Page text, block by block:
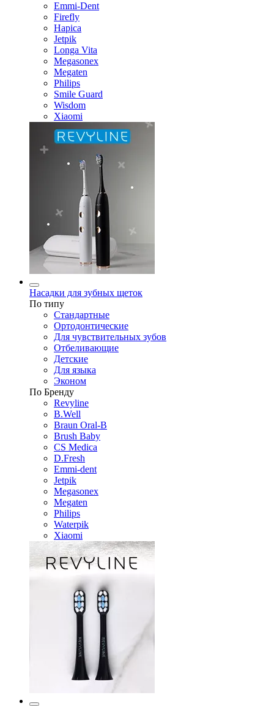
Emmi-Dent
Firefly
Hapica
Jetpik
Longa Vita
Megasonex
Megaten
Philips
Smile Guard
Wisdom
Xiaomi
Насадки для зубных щеток
По типу
Стандартные
Ортодонтические
Для чувствительных зубов
Отбеливающие
Детские
Для языка
Эконом
По Бренду
Revyline
B.Well
Braun Oral-B
Brush Baby
CS Medica
D.Fresh
Emmi-dent
Jetpik
Megasonex
Megaten
Philips
Waterpik
Xiaomi